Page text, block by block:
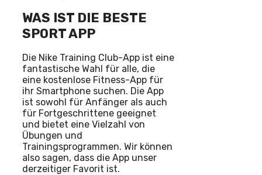
WAS IST DIE BESTE
SPORT APP
Die Nike Training Club-App ist eine
fantastische Wahl für alle, die
eine kostenlose Fitness-App für
ihr Smartphone suchen. Die App
ist sowohl für Anfänger als auch
für Fortgeschrittene geeignet
und bietet eine Vielzahl von
Übungen und
Trainingsprogrammen. Wir können
also sagen, dass die App unser
derzeitiger Favorit ist.